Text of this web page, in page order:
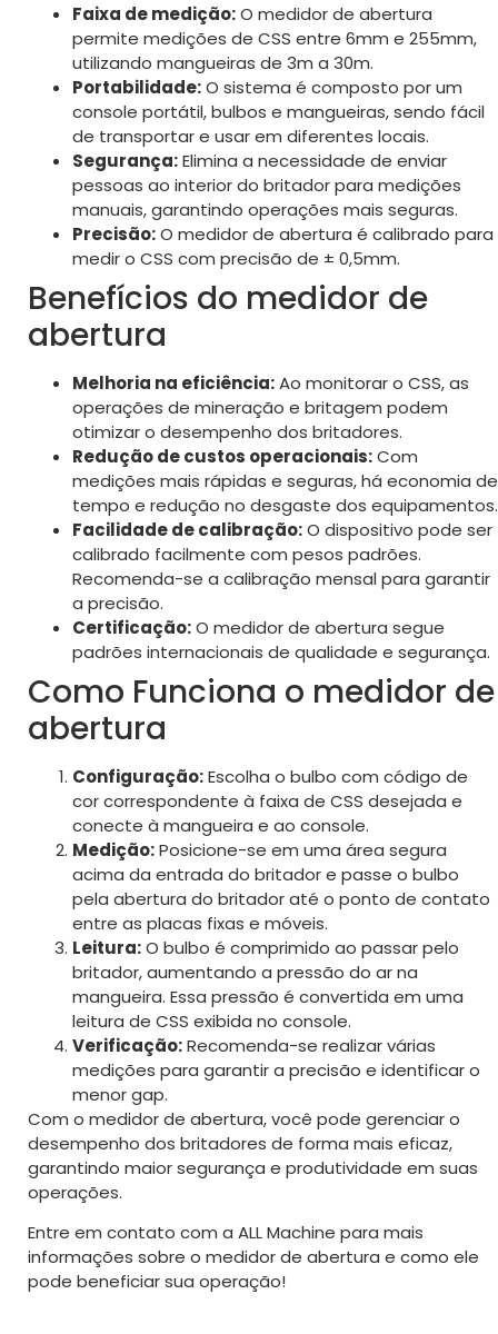
Faixa de medição:O medidor de abertura
permite medições de CSS entre 6mm e 255mm,
utilizando mangueiras de 3m a 30m.
Portabilidade:O sistema é composto por um
console portátil, bulbos e mangueiras, sendo fácil
de transportar e usar em diferentes locais.
Segurança:Elimina a necessidade de enviar
pessoas ao interior do britador para medições
manuais, garantindo operações mais seguras.
Precisão:O medidor de abertura é calibrado para
medir o CSS com precisão de ± 0,5mm.
Benefícios do medidor de
abertura
Melhoria na eficiência:Ao monitorar o CSS, as
operações de mineração e britagem podem
otimizar o desempenho dos britadores.
Redução de custos operacionais:Com
medições mais rápidas e seguras, há economia de
tempo e redução no desgaste dos equipamentos.
Facilidade de calibração:O dispositivo pode ser
calibrado facilmente com pesos padrões.
Recomenda-se a calibração mensal para garantir
a precisão.
Certificação:O medidor de abertura segue
padrões internacionais de qualidade e segurança.
Como Funciona o medidor de
abertura
Configuração:Escolha o bulbo com código de
cor correspondente à faixa de CSS desejada e
conecte à mangueira e ao console.
Medição:Posicione-se em uma área segura
acima da entrada do britador e passe o bulbo
pela abertura do britador até o ponto de contato
entre as placas fixas e móveis.
Leitura:O bulbo é comprimido ao passar pelo
britador, aumentando a pressão do ar na
mangueira. Essa pressão é convertida em uma
leitura de CSS exibida no console.
Verificação:Recomenda-se realizar várias
medições para garantir a precisão e identificar o
menor gap.
Com o medidor de abertura, você pode gerenciar o
desempenho dos britadores de forma mais eficaz,
garantindo maior segurança e produtividade em suas
operações.
Entre em contato com a ALL Machine para mais
informações sobre o medidor de abertura e como ele
pode beneficiar sua operação!